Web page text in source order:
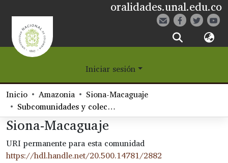
oralidades.unal.edu.co
¿Qué es Eetane?
Comunidades
Navegar
Estadísticas
Iniciar sesión
Inicio
Amazonia
Siona-Macaguaje
Subcomunidades y colecciones
Siona-Macaguaje
URI permanente para esta comunidad
https://hdl.handle.net/20.500.14781/2882